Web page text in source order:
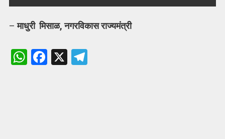
–माधुरी मिसाळ, नगरविकास राज्यमंत्री
W F X T